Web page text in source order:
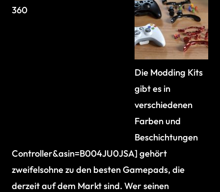
Die Modding Kits
gibt es in
verschiedenen
Farben und
Beschichtungen
360
Controller&asin=B004JU0JSA] gehört
zweifelsohne zu den besten Gamepads, die
derzeit auf dem Markt sind. Wer seinen